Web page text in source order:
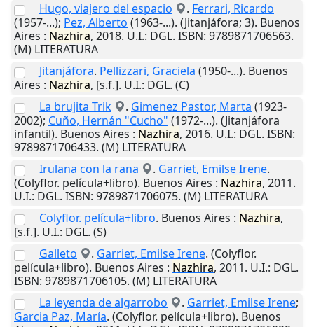
Hugo, viajero del espacio
. Ferrari, Ricardo
(1957-...); Pez, Alberto (1963-...). (Jitanjáfora; 3). Buenos
Aires : Nazhira, 2018. U.I.: DGL. ISBN: 9789871706563.
(M) LITERATURA
Jitanjáfora. Pellizzari, Graciela (1950-...). Buenos
Aires : Nazhira, [s.f.]. U.I.: DGL. (C)
La brujita Trik
. Gimenez Pastor, Marta (1923-
2002); Cuño, Hernán "Cucho" (1972-...). (Jitanjáfora
infantil). Buenos Aires : Nazhira, 2016. U.I.: DGL. ISBN:
9789871706433. (M) LITERATURA
Irulana con la rana
. Garriet, Emilse Irene.
(Colyflor. película+libro). Buenos Aires : Nazhira, 2011.
U.I.: DGL. ISBN: 9789871706075. (M) LITERATURA
Colyflor. película+libro. Buenos Aires : Nazhira,
[s.f.]. U.I.: DGL. (S)
Galleto
. Garriet, Emilse Irene. (Colyflor.
película+libro). Buenos Aires : Nazhira, 2011. U.I.: DGL.
ISBN: 9789871706105. (M) LITERATURA
La leyenda de algarrobo
. Garriet, Emilse Irene;
Garcia Paz, María. (Colyflor. película+libro). Buenos